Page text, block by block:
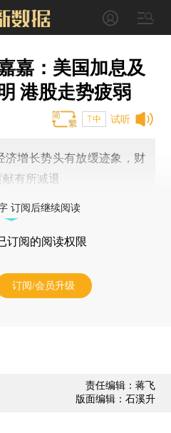
嘉：美国加息及
港股走势疲弱
试听
T中
济增长势头有放缓迹象，财
有所减退
订阅后继续阅读
订阅的阅读权限
订阅/会员升级
责任编辑：蒋飞
版面编辑：石溪升